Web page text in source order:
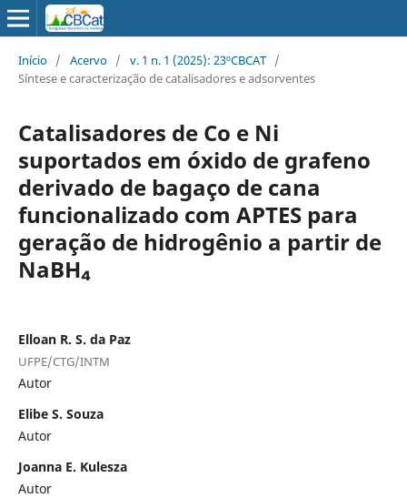
Início / Acervo / v. 1 n. 1 (2025): 23ºCBCAT /
Síntese e caracterização de catalisadores e adsorventes
Catalisadores de Co e Ni
suportados em óxido de grafeno
derivado de bagaço de cana
funcionalizado com APTES para
geração de hidrogênio a partir de
NaBH₄
Elloan R. S. da Paz
UFPE/CTG/INTM
Autor
Elibe S. Souza
Autor
Joanna E. Kulesza
Autor